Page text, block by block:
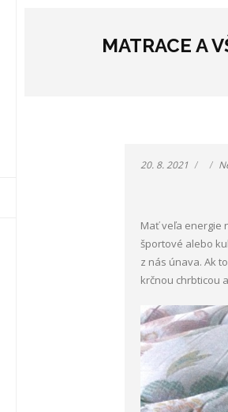
MATRACE A
20. 8. 2021
Mať veľa energie
športové alebo
z nás únava. Ak
krčnou chrbticou